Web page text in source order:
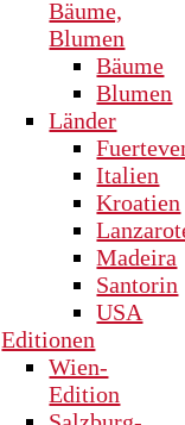
Bäume,
Blumen
Bäume
Blumen
Länder
Italien
Kroatien
Madeira
Santorin
USA
Editionen
Wien-
Edition